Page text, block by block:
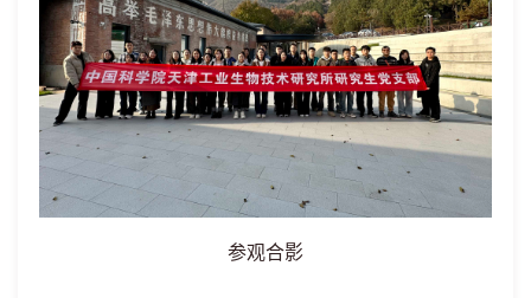
参观合影